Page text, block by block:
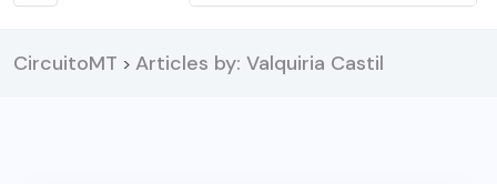
CircuitoMT > Articles by: Valquiria Castil